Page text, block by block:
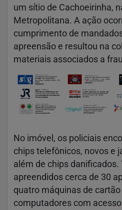
um sítio de Cachoeirinha,
Metropolitana. A ação
cumprimento de
apreensão e resultou na
materiais associados a
No imóvel, os policiais
chips telefônicos, novos e
além de chips
apreendidos cerca de 30
quatro máquinas de
computadores com